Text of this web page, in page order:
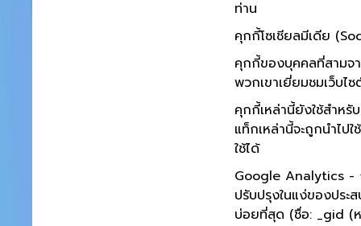
ท่าน
คุกกี้โซเชียลมีเดีย
คุกกี้ของบุคคลที่สามจ
พวกเขาเยี่ยมชมเว็บไ
คุกกี้เหล่านี้ยังใช้สำห
แท็กเหล่านี้จะถูกนำไป
ใช้ได้
Google Analytics - ก
ปรับปรุงในแง่ของประ
บ่อยที่สุด (ชื่อ: _gid (